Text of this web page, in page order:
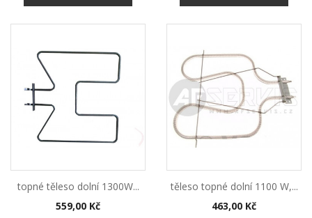
topné těleso dolní 1300W...
Cena
559,00 Kč
těleso topné dolní 1100 W,...
Cena
463,00 Kč